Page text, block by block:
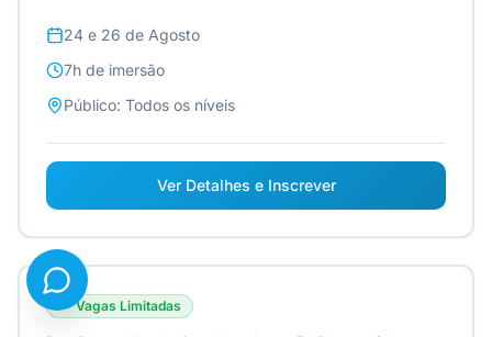
24 e 26 de Agosto
7h de imersão
Público: Todos os níveis
Ver Detalhes e Inscrever
Vagas Limitadas